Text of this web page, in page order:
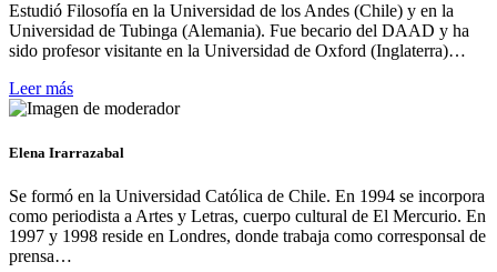
Estudió Filosofía en la Universidad de los Andes (Chile) y en la
Universidad de Tubinga (Alemania). Fue becario del DAAD y ha
sido profesor visitante en la Universidad de Oxford (Inglaterra)…
Leer más
Elena Irarrazabal
Se formó en la Universidad Católica de Chile. En 1994 se incorpora
como periodista a Artes y Letras, cuerpo cultural de El Mercurio. En
1997 y 1998 reside en Londres, donde trabaja como corresponsal de
prensa…